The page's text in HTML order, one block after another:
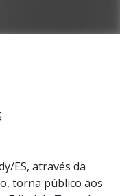
ES, através da
torna público aos